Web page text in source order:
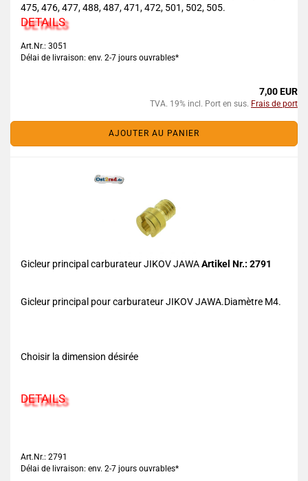
475, 476, 477, 488, 487, 471, 472, 501, 502, 505.
DETAILS
Art.Nr.: 3051
Délai de livraison: env. 2-7 jours ouvrables*
7,00 EUR
TVA. 19% incl. Port en sus. Frais de port
AJOUTER AU PANIER
Gicleur principal carburateur JIKOV JAWAArtikel Nr.: 2791
Gicleur principal pour carburateur JIKOV JAWA.Diamètre M4.
Choisir la dimension désirée
DETAILS
Art.Nr.: 2791
Délai de livraison: env. 2-7 jours ouvrables*